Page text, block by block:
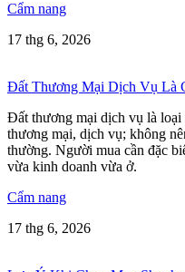
Cẩm nang
17 thg 6, 2026
Đất Thương Mại Dịch Vụ Là
Đất thương mại dịch vụ là loại
thương mại, dịch vụ; không
thường. Người mua cần đặc
vừa kinh doanh vừa ở.
Cẩm nang
17 thg 6, 2026